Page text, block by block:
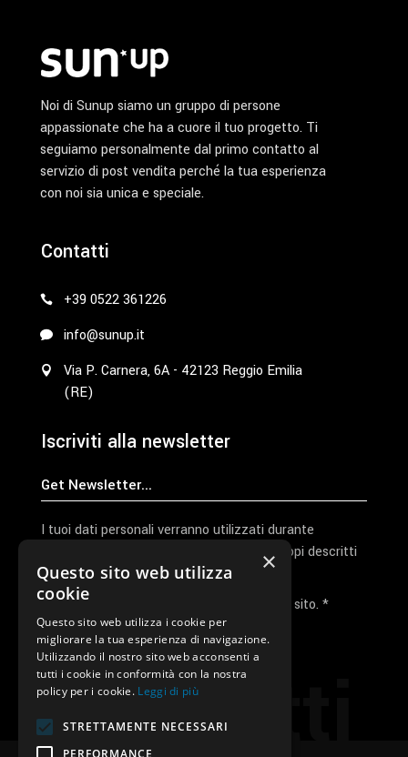
Contatti
Noi di Sunup siamo un gruppo di persone
appassionate che ha a cuore il tuo progetto. Ti
seguiamo personalmente dal primo contatto al
servizio di post vendita perché la tua esperienza
con noi sia unica e speciale.
Contatti
+39 0522 361226
info@sunup.it
Via P. Carnera, 6A - 42123 Reggio Emilia
(RE)
Iscriviti alla newsletter
I tuoi dati personali verranno utilizzati durante
l'elaborazione della richiesta e per altri scopi descritti
nella nostraprivacy policy
Ho letto e accetto la privacy policy del sito. *
Invia I Dati
×
Questo sito web utilizza
cookie
Questo sito web utilizza i cookie per
migliorare la tua esperienza di navigazione.
Utilizzando il nostro sito web acconsenti a
tutti i cookie in conformità con la nostra
policy per i cookie. Leggi di più
STRETTAMENTE NECESSARI
PERFORMANCE